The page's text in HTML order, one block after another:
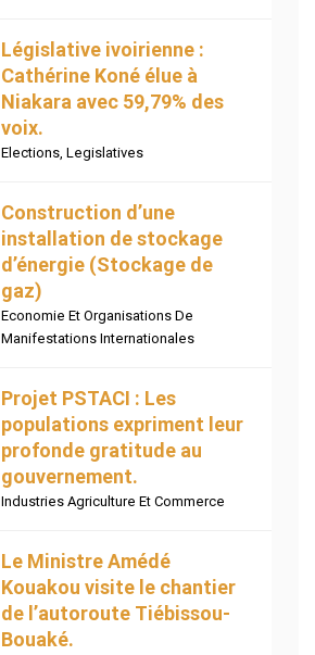
Législative ivoirienne :
Cathérine Koné élue à
Niakara avec 59,79% des
voix.
Elections, Legislatives
Construction d’une
installation de stockage
d’énergie (Stockage de
gaz)
Economie Et Organisations De
Manifestations Internationales
Projet PSTACI : Les
populations expriment leur
profonde gratitude au
gouvernement.
Industries Agriculture Et Commerce
Le Ministre Amédé
Kouakou visite le chantier
de l’autoroute Tiébissou-
Bouaké.